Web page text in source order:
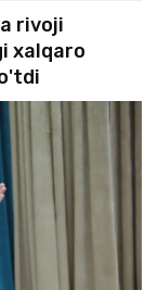
rivoji
xalqaro